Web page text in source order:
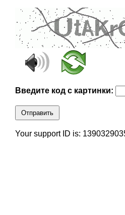
Введите код с картинки:
Отправить
Your support ID is: